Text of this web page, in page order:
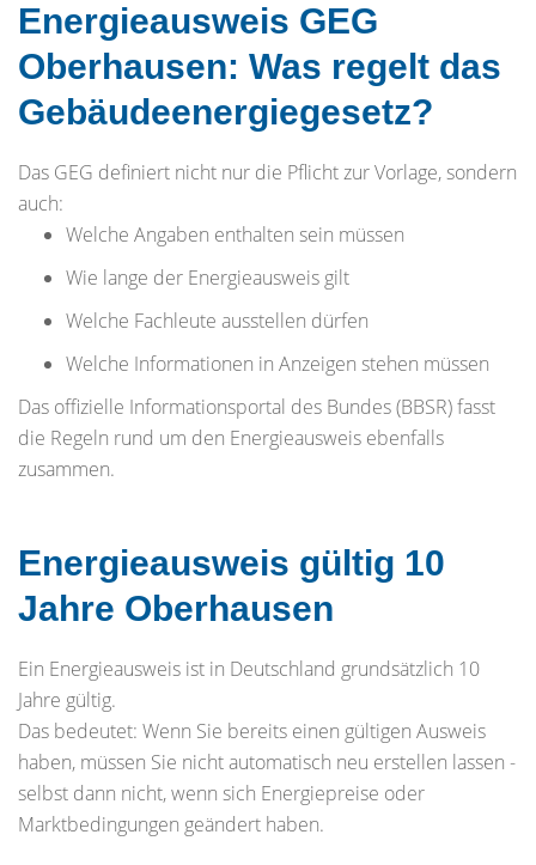
Energieausweis GEG
Oberhausen: Was regelt das
Gebäudeenergiegesetz?
Das GEG definiert nicht nur die Pflicht zur Vorlage, sondern
auch:
Welche Angaben enthalten sein müssen
Wie lange der Energieausweis gilt
Welche Fachleute ausstellen dürfen
Welche Informationen in Anzeigen stehen müssen
Das offizielle Informationsportal des Bundes (BBSR) fasst
die Regeln rund um den Energieausweis ebenfalls
zusammen.
Energieausweis gültig 10
Jahre Oberhausen
Ein Energieausweis ist in Deutschland grundsätzlich 10
Jahre gültig.
Das bedeutet: Wenn Sie bereits einen gültigen Ausweis
haben, müssen Sie nicht automatisch neu erstellen lassen -
selbst dann nicht, wenn sich Energiepreise oder
Marktbedingungen geändert haben.